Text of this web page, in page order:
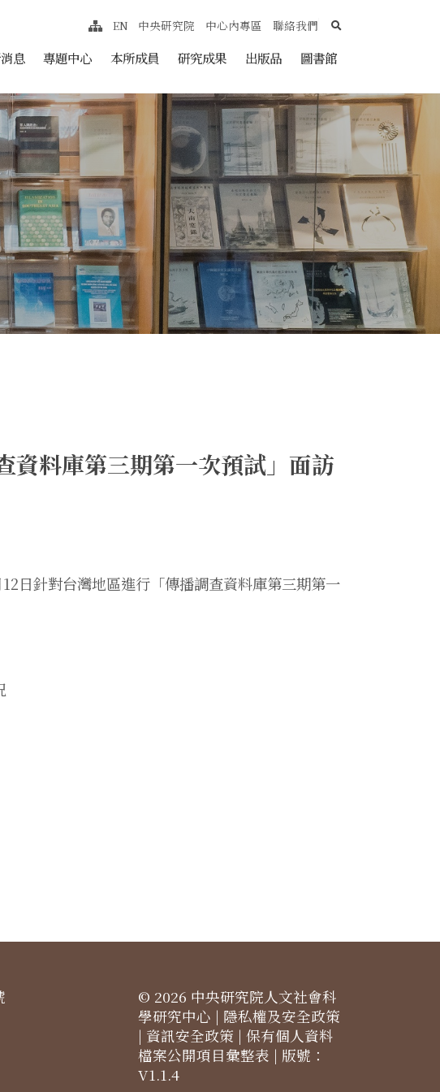
/Main Content
息 專題中心 本所成員 研究成果 出版品 圖書館
網站導覽
EN 中央研究院 中心內專區 聯絡我們 search
資料庫第三期第一次預試」面訪
日針對台灣地區進行「傳播調查資料庫第三期第一
© 2026 中央研究院人文社會科
學研究中心 | 隱私權及安全政策
| 資訊安全政策 | 保有個人資料
檔案公開項目彙整表 | 版號：
V1.1.4